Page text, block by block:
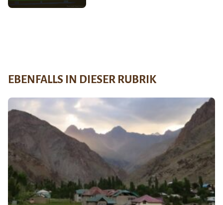
EBENFALLS IN DIESER RUBRIK